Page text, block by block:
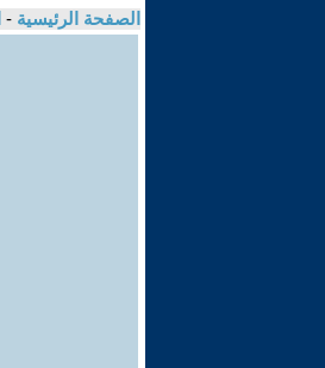
الصفحة الرئيسية -